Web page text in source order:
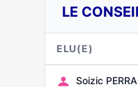
LE
ELU(E)
Soizic